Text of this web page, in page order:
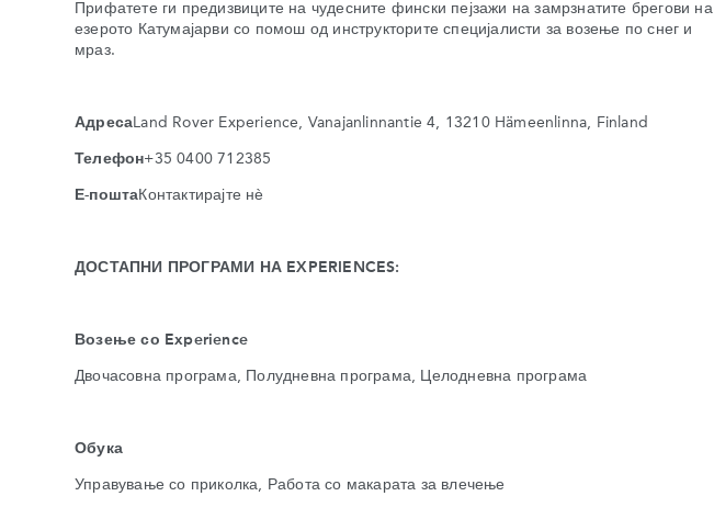
Прифатете ги предизвиците на чудесните фински пејзажи на замрзнатите брегови на
езерото Катумајарви со помош од инструкторите специјалисти за возење по снег и
мраз.
АдресаLand Rover Experience, Vanajanlinnantie 4, 13210 Hämeenlinna, Finland
Телефон+35 0400 712385
Е-поштаКонтактирајте нѐ
ДОСТАПНИ ПРОГРАМИ НА EXPERIENCES:
Возење со Experience
Двочасовна програма, Полудневна програма, Целодневна програма
Обука
Управување со приколка, Работа со макарата за влечење